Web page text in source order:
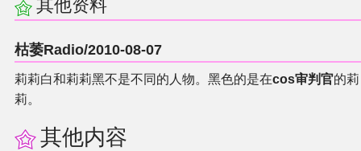
其他资料
枯萎Radio/2010-08-07
莉莉白和莉莉黑不是不同的人物。黑色的是在cos审判官的莉
莉。
其他内容